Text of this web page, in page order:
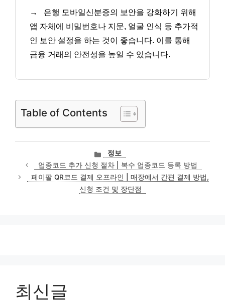
→
은행 모바일신분증의 보안을 강화하기 위해
앱 자체에 비밀번호나 지문, 얼굴 인식 등 추가적
인 보안 설정을 하는 것이 좋습니다. 이를 통해
금융 거래의 안전성을 높일 수 있습니다.
Table of Contents
카
테
고
리
정보
업종코드 추가 신청 절차 | 복수 업종코드 등록 방법
페이팔 QR코드 결제 오프라인 | 매장에서 간편 결제 방법,
신청 조건 및 장단점
최신글